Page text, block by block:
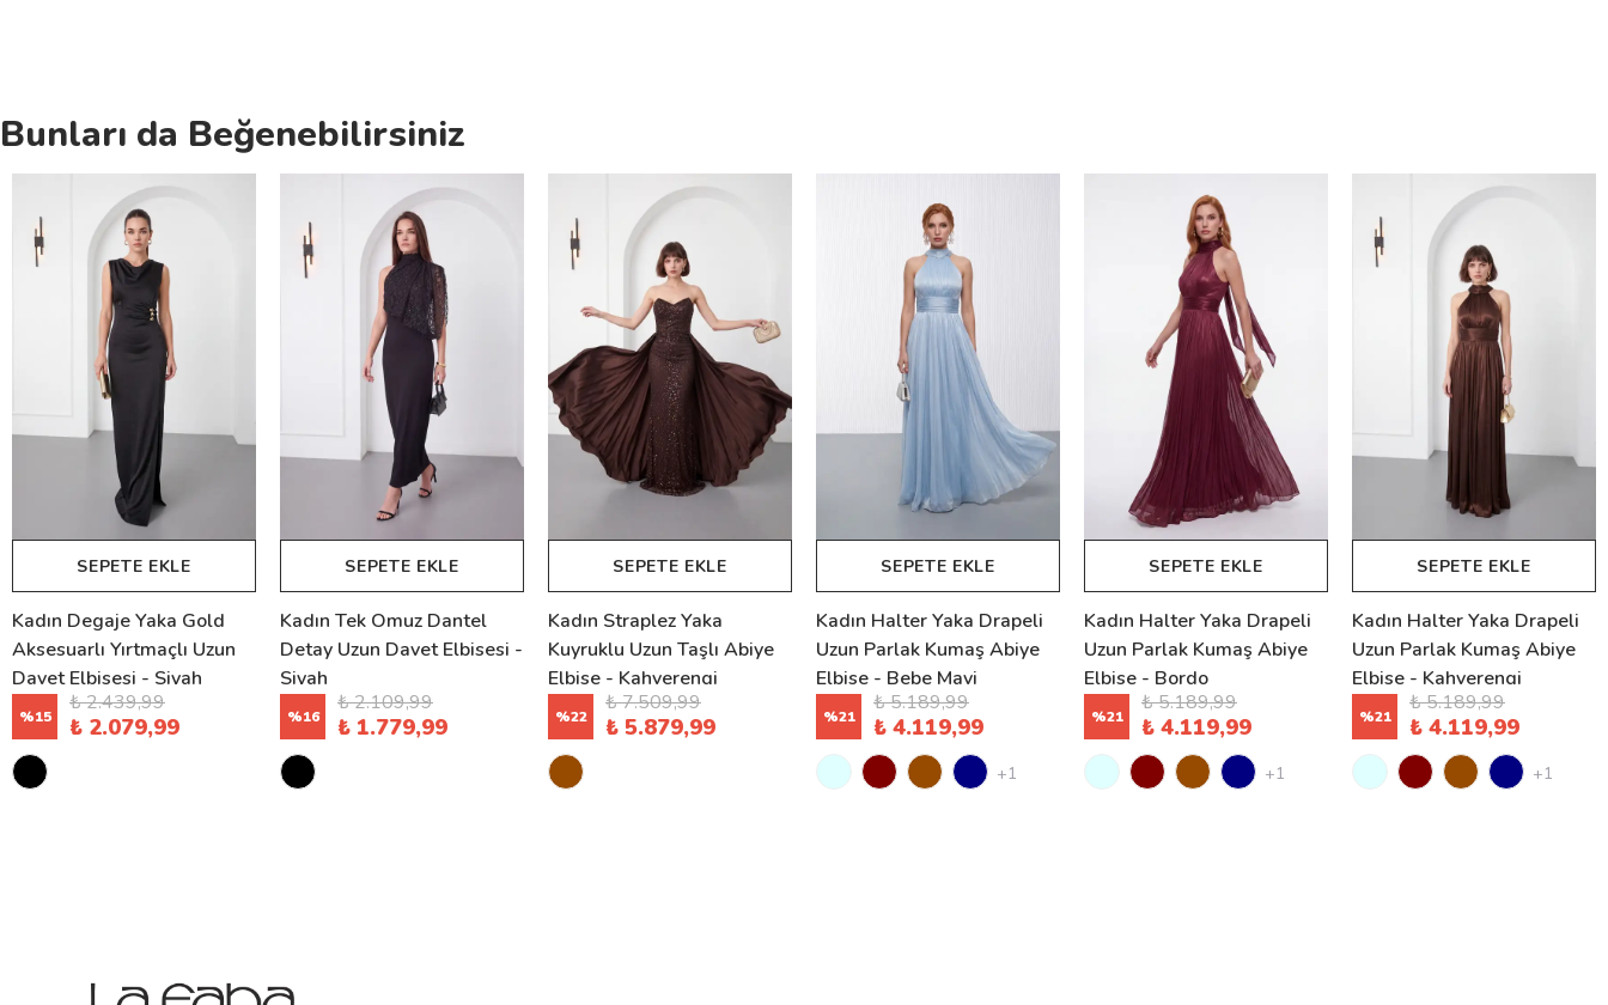
Bunları da Beğenebilirsiniz
SEPETE EKLE
Kadın Degaje Yaka Gold
Aksesuarlı Yırtmaçlı Uzun
Davet Elbisesi - Siyah
%15
₺ 2.439,99
₺ 2.079,99
SEPETE EKLE
Kadın Tek Omuz Dantel
Detay Uzun Davet Elbisesi -
Siyah
%16
₺ 2.109,99
₺ 1.779,99
SEPETE EKLE
Kadın Straplez Yaka
Kuyruklu Uzun Taşlı Abiye
Elbise - Kahverengi
%22
₺ 7.509,99
₺ 5.879,99
SEPETE EKLE
Kadın Halter Yaka Drapeli
Uzun Parlak Kumaş Abiye
Elbise - Bebe Mavi
%21
₺ 5.189,99
₺ 4.119,99
+1
SEPETE EKLE
Kadın Halter Yaka Drapeli
Uzun Parlak Kumaş Abiye
Elbise - Bordo
%21
₺ 5.189,99
₺ 4.119,99
+1
SEPETE EKLE
Kadın Halter Yaka Drapeli
Uzun Parlak Kumaş Abiye
Elbise - Kahverengi
%21
₺ 5.189,99
₺ 4.119,99
+1